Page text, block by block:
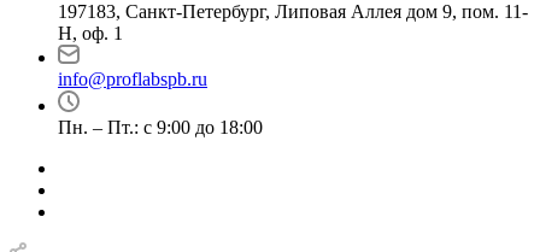
197183, Санкт-Петербург, Липовая Аллея дом 9, пом. 11-
Н, оф. 1
info@proflabspb.ru
Пн. – Пт.: с 9:00 до 18:00